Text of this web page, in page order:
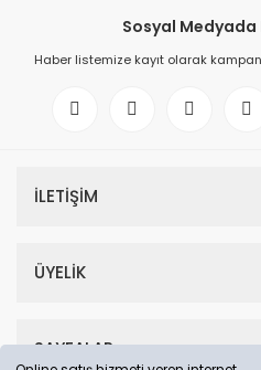
Sosyal Medyada
Haber listemize kayıt olarak
İLETİŞİM
ÜYELİK
SAYFALAR